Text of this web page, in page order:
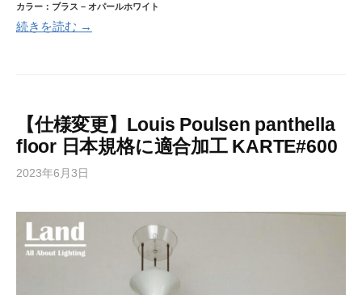
カラー：ブラス – オパールホワイト
続きを読む →
【仕様変更】Louis Poulsen panthella
floor 日本規格に適合加工 KARTE#600
2023年6月3日